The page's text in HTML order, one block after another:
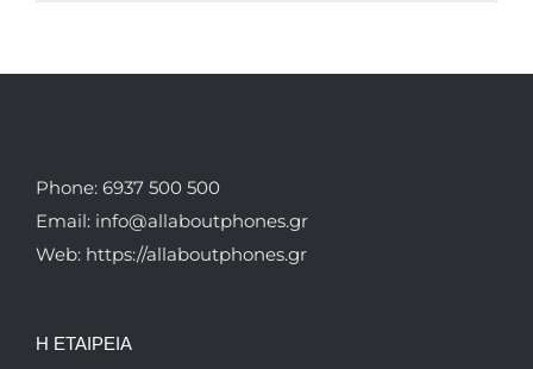
Phone: 6937 500 500
Email: info@allaboutphones.gr
Web: https://allaboutphones.gr
Η ΕΤΑΙΡΕΙΑ